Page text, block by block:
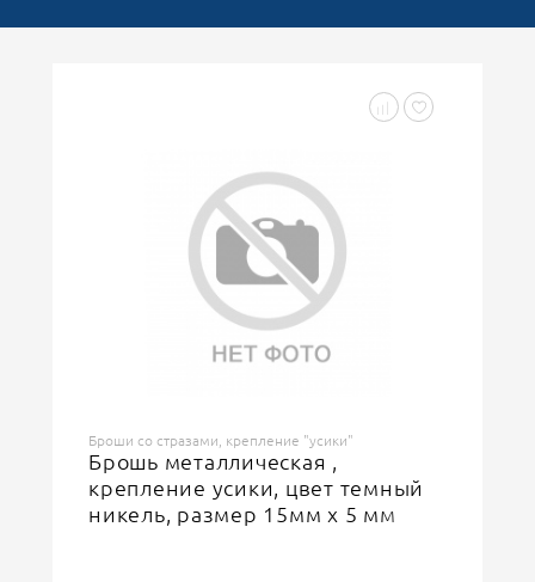
Броши со стразами, крепление "усики"
Брошь металлическая ,
крепление усики, цвет темный
никель, размер 15мм х 5 мм